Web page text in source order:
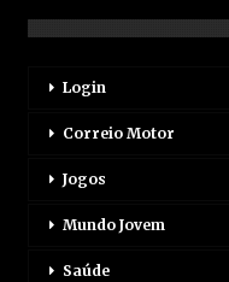
Login
Correio Motor
Jogos
Mundo Jovem
Saúde